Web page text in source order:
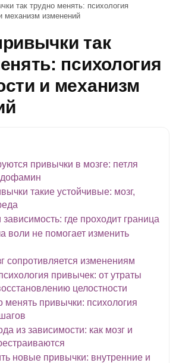
так трудно менять: психология
механизм изменений
так
психология
и механизм
привычки в мозге: петля
дофамин
такие устойчивые: мозг,
где проходит граница
воли не помогает изменить
сопротивляется изменениям
привычек: от утраты
целостности
менять привычки: психология
из зависимости: как мозг и
новые привычки: внутренние и